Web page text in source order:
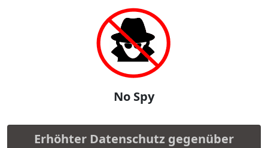
No Spy
Erhöhter Datenschutz gegenüber